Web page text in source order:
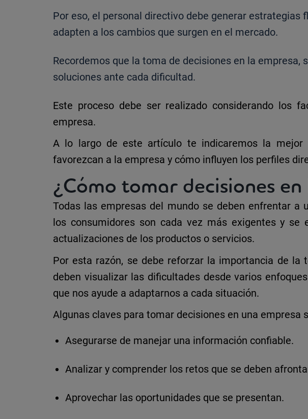
Por eso, el personal directivo debe generar estrategias
adapten a los cambios que surgen en el mercado.
Recordemos que la toma de decisiones en la empresa,
soluciones ante cada dificultad.
Este proceso debe ser realizado considerando los
empresa.
A lo largo de este artículo te indicaremos la mejor
favorezcan a la empresa y cómo influyen los perfiles
¿Cómo tomar decisiones
Todas las empresas del mundo se deben enfrentar a
los consumidores son cada vez más exigentes y se
actualizaciones de los productos o servicios.
Por esta razón, se debe reforzar la importancia de la
deben visualizar las dificultades desde varios
que nos ayude a adaptarnos a cada situación.
Algunas claves para tomar decisiones en una empresa
Asegurarse de manejar una información confiable.
Analizar y comprender los retos que se deben
Aprovechar las oportunidades que se presentan.